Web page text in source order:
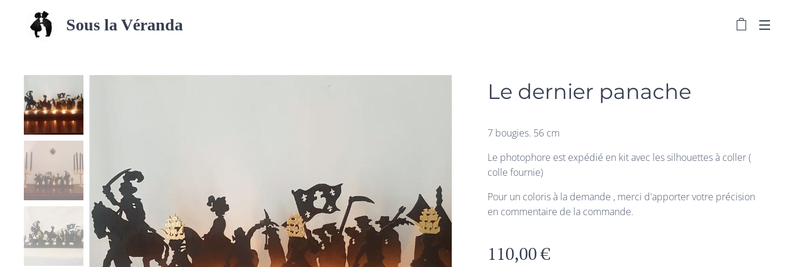
Sous la Véranda
Le dernier panache
7 bougies. 56 cm
Le photophore est expédié en kit avec les silhouettes à coller (
colle fournie)
Pour un coloris à la demande , merci d'apporter votre précision
en commentaire de la commande.
110,00€